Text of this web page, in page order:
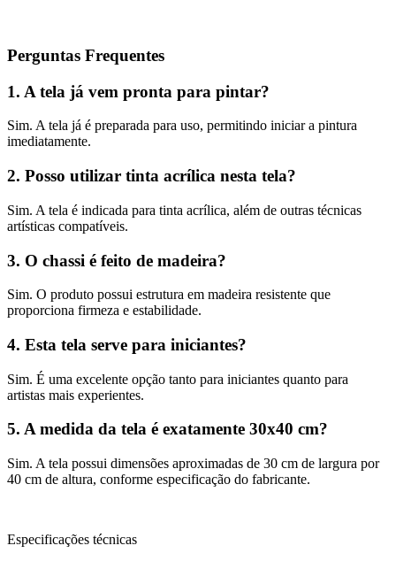
Perguntas Frequentes
1. A tela já vem pronta para pintar?
Sim. A tela já é preparada para uso, permitindo iniciar a pintura
imediatamente.
2. Posso utilizar tinta acrílica nesta tela?
Sim. A tela é indicada para tinta acrílica, além de outras técnicas
artísticas compatíveis.
3. O chassi é feito de madeira?
Sim. O produto possui estrutura em madeira resistente que
proporciona firmeza e estabilidade.
4. Esta tela serve para iniciantes?
Sim. É uma excelente opção tanto para iniciantes quanto para
artistas mais experientes.
5. A medida da tela é exatamente 30x40 cm?
Sim. A tela possui dimensões aproximadas de 30 cm de largura por
40 cm de altura, conforme especificação do fabricante.
Especificações técnicas